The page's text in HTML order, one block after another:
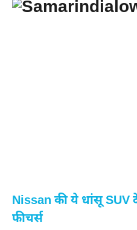
Nissan की ये धांसू SUV
फीचर्स